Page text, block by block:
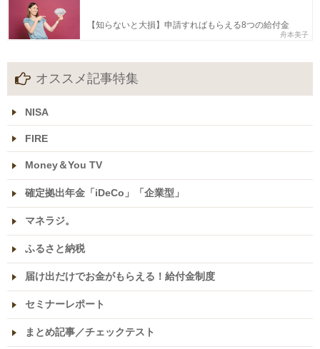
【知らないと大損】申請すればもらえる8つの給付金
舟本美子
オススメ記事特集
NISA
FIRE
Money＆You TV
確定拠出年金「iDeCo」「企業型」
マネラジ。
ふるさと納税
届け出だけでお金がもらえる！給付金制度
セミナーレポート
まとめ記事／チェックテスト